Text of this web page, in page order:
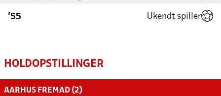
'55 Ukendt spiller
HOLDOPSTILLINGER
AARHUS FREMAD (2)